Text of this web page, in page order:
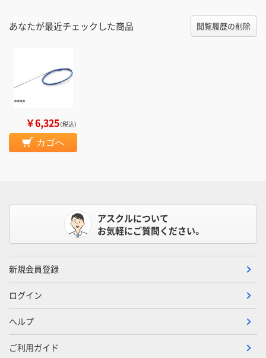
あなたが最近チェックした商品 閲覧履歴の削除
￥6,325（税込）
カゴへ
アスクルについて
お気軽にご質問ください。
新規会員登録
ログイン
ヘルプ
ご利用ガイド